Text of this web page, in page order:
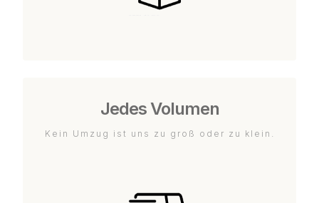
Jedes Volumen
Kein Umzug ist uns zu groß oder zu klein.